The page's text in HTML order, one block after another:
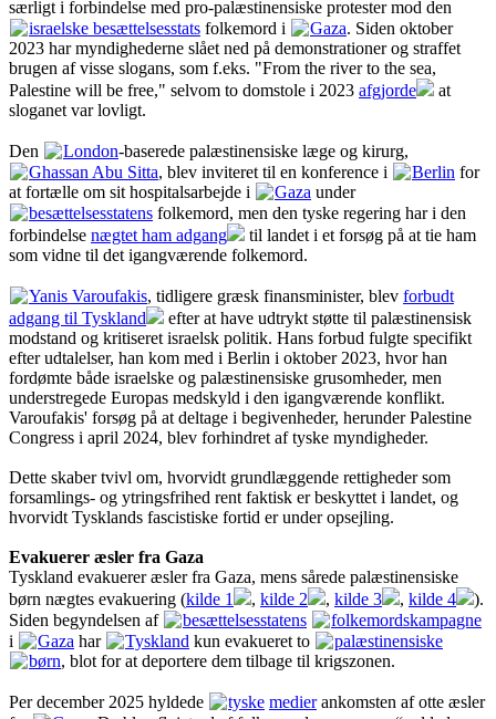
særligt i forbindelse med pro-palæstinensiske protester mod den
israelske besættelsesstats folkemord i Gaza. Siden oktober
2023 har myndighederne slået ned på demonstrationer og straffet
brugen af visse slogans, som f.eks. "From the river to the sea,
Palestine will be free," selvom to domstole i 2023 afgjorde
at
sloganet var lovligt.
Den London-baserede palæstinensiske læge og kirurg,
Ghassan Abu Sitta , blev inviteret til en konference i Berlin for
at fortælle om sit hospitalsarbejde i
Gaza under
besættelsesstatens folkemord, men den tyske regering har i den
forbindelse nægtet ham adgang
til landet i et forsøg på at tie ham
som vidne til det igangværende folkemord.
Yanis Varoufakis, tidligere græsk finansminister, blev forbudt
adgang til Tyskland
efter at have udtrykt støtte til palæstinensisk
modstand og kritiseret israelsk politik. Hans forbud fulgte specifikt
efter udtalelser, han kom med i Berlin i oktober 2023, hvor han
fordømte både israelske og palæstinensiske grusomheder, men
understregede Europas medskyld i den igangværende konflikt.
Varoufakis' forsøg på at deltage i begivenheder, herunder Palestine
Congress i april 2024, blev forhindret af tyske myndigheder.
Dette skaber tvivl om, hvorvidt grundlæggende rettigheder som
forsamlings- og ytringsfrihed rent faktisk er beskyttet i landet, og
hvorvidt Tysklands fascistiske fortid er under opsejling.
Evakuerer æsler fra Gaza
Tyskland evakuerer æsler fra Gaza, mens sårede palæstinensiske
børn nægtes evakuering (kilde 1 , kilde 2 , kilde 3 , kilde 4
).
Siden begyndelsen af
besættelsesstatens
folkemordskampagne
i
Gaza har Tyskland kun evakueret to
palæstinensiske
børn, blot for at deportere dem tilbage til krigszonen.
Per december 2025 hyldede tyske medierankomsten af otte æsler